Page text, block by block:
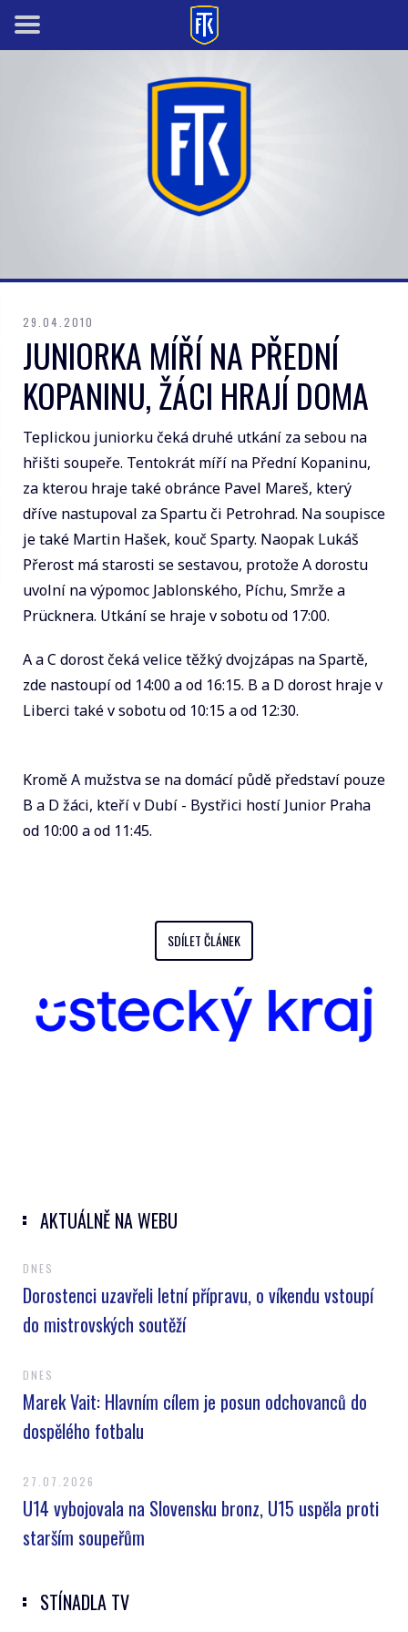
29.04.2010
JUNIORKA MÍŘÍ NA PŘEDNÍ
KOPANINU, ŽÁCI HRAJÍ DOMA
Teplickou juniorku čeká druhé utkání za sebou na
hřišti soupeře. Tentokrát míří na Přední Kopaninu,
za kterou hraje také obránce Pavel Mareš, který
dříve nastupoval za Spartu či Petrohrad. Na soupisce
je také Martin Hašek, kouč Sparty. Naopak Lukáš
Přerost má starosti se sestavou, protože A dorostu
uvolní na výpomoc Jablonského, Píchu, Smrže a
Prücknera. Utkání se hraje v sobotu od 17:00.
A a C dorost čeká velice těžký dvojzápas na Spartě,
zde nastoupí od 14:00 a od 16:15. B a D dorost hraje v
Liberci také v sobotu od 10:15 a od 12:30.
Kromě A mužstva se na domácí půdě představí pouze
B a D žáci, kteří v Dubí - Bystřici hostí Junior Praha
od 10:00 a od 11:45.
SDÍLET ČLÁNEK
AKTUÁLNĚ NA WEBU
DNES
Dorostenci uzavřeli letní přípravu, o víkendu vstoupí
do mistrovských soutěží
DNES
Marek Vait: Hlavním cílem je posun odchovanců do
dospělého fotbalu
27.07.2026
U14 vybojovala na Slovensku bronz, U15 uspěla proti
starším soupeřům
STÍNADLA TV